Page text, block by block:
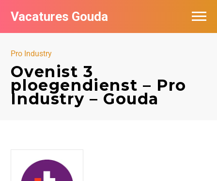
Vacatures Gouda
Pro Industry
Ovenist 3
ploegendienst – Pro
Industry – Gouda
Vacatures per bedrijf in Gouda
De populairste vacatures in Gouda